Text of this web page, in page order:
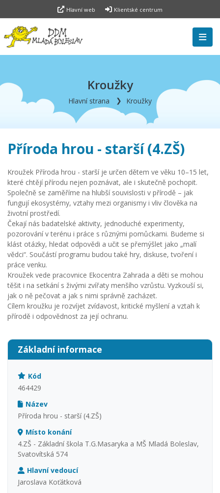
Hlavní web Klientské centrum
Kroužky
Hlavní strana Kroužky
Příroda hrou - starší (4.ZŠ)
Kroužek Příroda hrou - starší je určen dětem ve věku 10–15 let,
které chtějí přírodu nejen poznávat, ale i skutečně pochopit.
Společně se zaměříme na hlubší souvislosti v přírodě – jak
fungují ekosystémy, vztahy mezi organismy i vliv člověka na
životní prostředí.
Čekají nás badatelské aktivity, jednoduché experimenty,
pozorování v terénu i práce s různými pomůckami. Budeme si
klást otázky, hledat odpovědi a učit se přemýšlet jako „malí
vědci“. Součástí programu budou také hry, diskuse, tvoření i
práce venku.
Kroužek vede pracovnice Ekocentra Zahrada a děti se mohou
těšit i na setkání s živými zvířaty menšího vzrůstu. Vyzkouší si,
jak o ně pečovat a jak s nimi správně zacházet.
Cílem kroužku je rozvíjet zvídavost, kritické myšlení a vztah k
přírodě i odpovědnost za její ochranu.
Základní informace
Kód
464429
Název
Příroda hrou - starší (4.ZŠ)
Místo konání
4.ZŠ - Základní škola T.G.Masaryka a MŠ Mladá Boleslav,
Svatovítská 574
Hlavní vedoucí
Jaroslava Koťátková